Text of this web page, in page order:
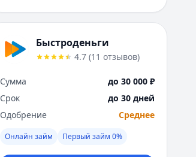
Новокузнецк
О
Омск
Оренбург
Р
Быстроденьги
4.7 (11 отзывов)
Сумма
до 30 000 ₽
Срок
до 30 дней
Одобрение
Среднее
Онлайн займ Первый займ 0%